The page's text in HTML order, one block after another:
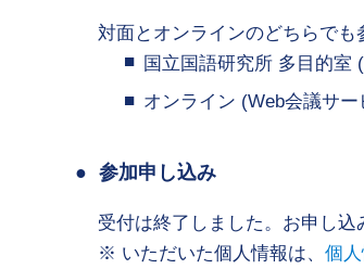
対面とオンラインのどちらで
国立国語研究所 多目的
オンライン (Web会議サ
参加申し込み
受付は終了しました。お申し込
いただいた個人情報は、 個